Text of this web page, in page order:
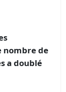
nombre de
a doublé